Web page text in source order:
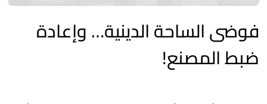
فوضى الساحة الدينية… وإعادة
ضبط المصنع!